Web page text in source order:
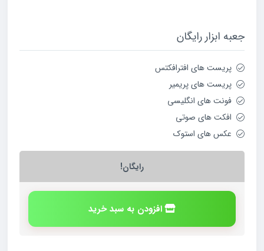
جعبه ابزار رایگان
رایگان!
پریست های افترافکتس
پریست های پریمیر
فونت های انگلیسی
افکت های صوتی
عکس های استوک
افزودن به سبد خرید